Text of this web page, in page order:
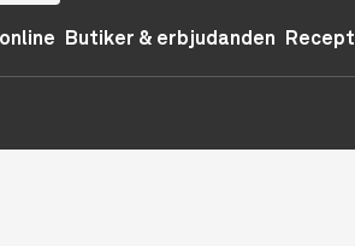
Butiker & erbjudanden Recept